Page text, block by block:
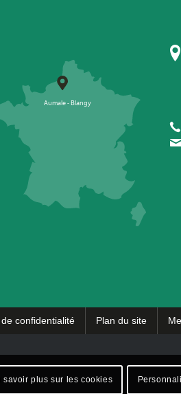
confidentialité Plan du site
savoir plus sur les cookies